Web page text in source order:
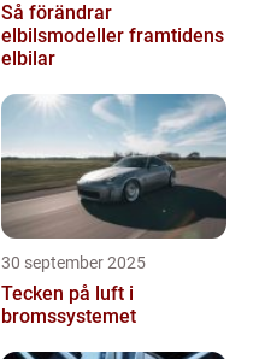
Så förändrar
elbilsmodeller framtidens
elbilar
30 september 2025
Tecken på luft i
bromssystemet